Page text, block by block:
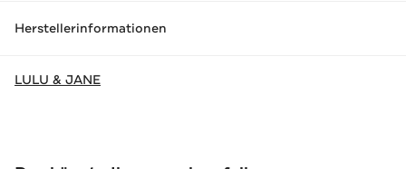
Herstellerinformationen
LULU & JANE